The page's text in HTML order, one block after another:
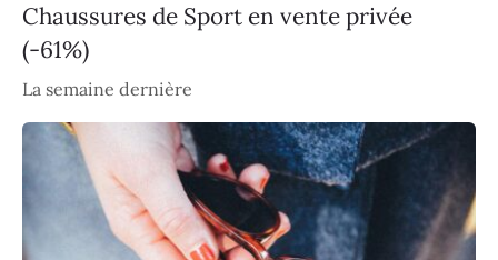
Chaussures de Sport en vente privée
(-61%)
La semaine dernière